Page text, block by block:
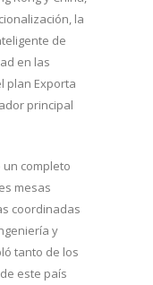
la
de
en las
plan Exporta
principal
un completo
mesas
coordinadas
y
tanto de los
este país